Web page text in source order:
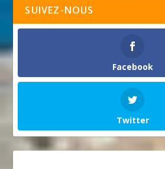
SUIVEZ-NOUS
Facebook
Twitter